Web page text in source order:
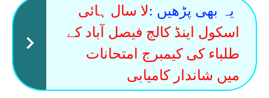
یہ بھی پڑھیں :لا سال ہائی
اسکول اینڈ کالج فیصل آباد کے
طلباء کی کیمبرج امتحانات
میں شاندار کامیابی